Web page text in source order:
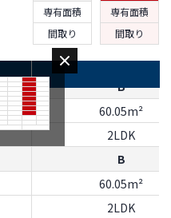
専有面積
間取り
専有面積
間取り
B
60.05m²
2LDK
B
60.05m²
2LDK
B
60.05m²
2LDK